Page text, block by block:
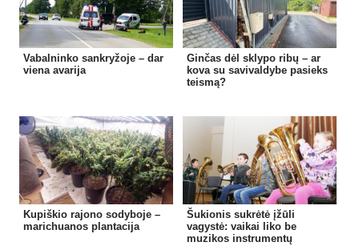
Vabalninko sankryžoje – dar
viena avarija
Ginčas dėl sklypo ribų – ar
kova su savivaldybe pasieks
teismą?
Kupiškio rajono sodyboje –
marichuanos plantacija
Šukionis sukrėtė įžūli
vagystė: vaikai liko be
muzikos instrumentų